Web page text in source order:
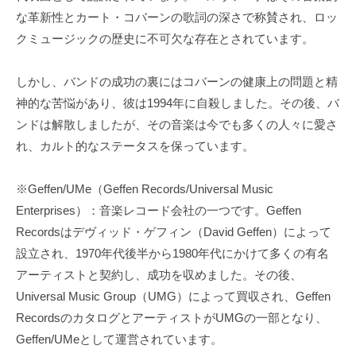
な革新性とカート・コバーンの歌詞の深さで称賛され、ロッ
クミュージックの歴史に不可欠な存在とされています。
しかし、バンドの成功の裏にはコバーンの健康上の問題と精
神的な苦悩があり、彼は1994年に自殺しました。その後、バ
ンドは解散しましたが、その音楽は今でも多くの人々に愛さ
れ、カルト的なステータスを保っています。
※Geffen/UMe（Geffen Records/Universal Music
Enterprises）：音楽レコード会社の一つです。Geffen
Recordsはデヴィッド・ゲフィン（David Geffen）によって
設立され、1970年代後半から1980年代にかけて多くの有名
アーティストと契約し、成功を収めました。その後、
Universal Music Group（UMG）によって買収され、Geffen
RecordsのカタログとアーティストがUMGの一部となり、
Geffen/UMeとして運営されています。